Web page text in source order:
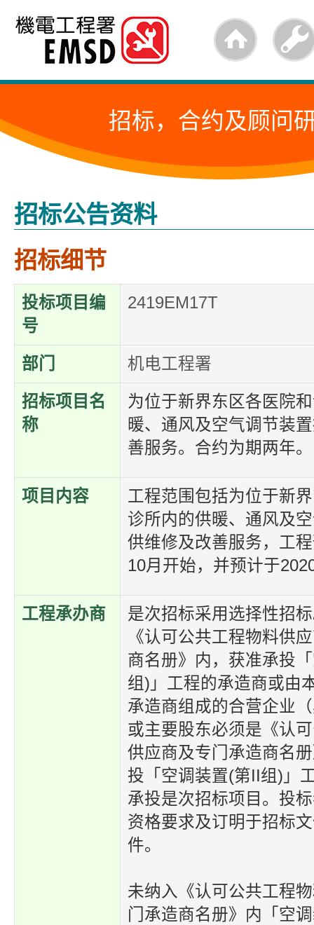
跳
内
的
始
招标，合约及顾问
招标公告资料
招标细节
投标项目编
号
2419EM17T
部门 机电工程署
招标项目名
称
为位于新界东区各医院
暖、通风及空气调节装
善服务。合约为期两年。
项目内容
工程范围包括为位于新
诊所内的供暖、通风及
供维修及改善服务，工
10月开始，并预计于
工程承办商
是次招标采用选择性招
《认可公共工程物料供
商名册》内，获准承投
组)」工程的承造商或由
承造商组成的合营企业
或主要股东必须是《认
供应商及专门承造商名
投「空调装置(第II组)」
承投是次招标项目。投
资格要求及订明于招标
件。
未纳入《认可公共工程
门承造商名册》内「空